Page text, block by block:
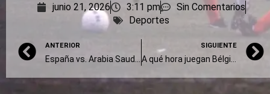
junio 21, 2026 3:11 pm
Sin Comentarios
Deportes
ANTERIOR SIGUIENTE